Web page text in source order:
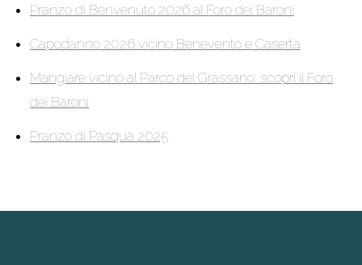
Pranzo di Benvenuto 2026 al Foro dei Baroni
Capodanno 2026 vicino Benevento e Caserta
Mangiare vicino al Parco del Grassano: scopri il Foro
dei Baroni
Pranzo di Pasqua 2025